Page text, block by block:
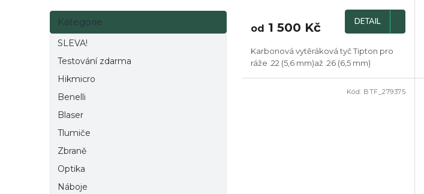
Přeskočit
kategorie
Kategorie
SLEVA!
Testování zdarma
Hikmicro
Benelli
Blaser
Tlumiče
Zbraně
Optika
Náboje
od 1 500 Kč DETAIL
Karbonová vytěráková tyč Tipton pro
ráže .22 (5,6 mm)až .26 (6,5 mm)
Kód: BTF_279375